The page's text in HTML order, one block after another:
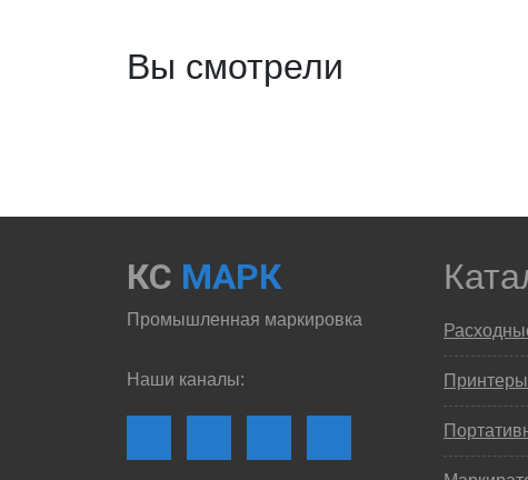
Вы смотрели
КС МАРК
Промышленная маркировка
Наши каналы: Принтеры